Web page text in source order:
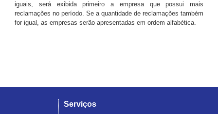
iguais, será exibida primeiro a empresa que possui mais
reclamações no período. Se a quantidade de reclamações também
for igual, as empresas serão apresentadas em ordem alfabética.
Serviços